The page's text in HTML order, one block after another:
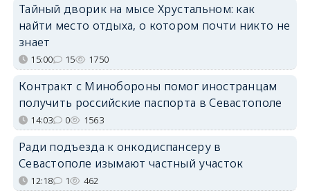
Тайный дворик на мысе Хрустальном: как
найти место отдыха, о котором почти никто не
знает
15:00 15 1750
Контракт с Минобороны помог иностранцам
получить российские паспорта в Севастополе
14:03 0 1563
Ради подъезда к онкодиспансеру в
Севастополе изымают частный участок
12:18 1 462